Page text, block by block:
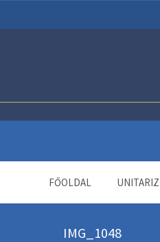
FŐOLDAL
IMG_1048